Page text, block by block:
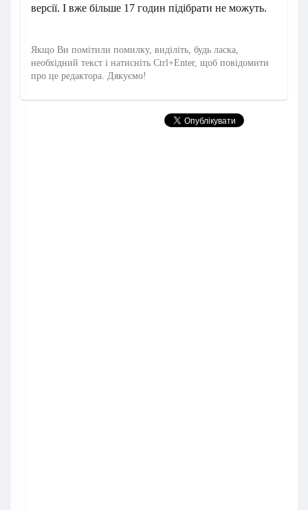
версії. І вже більше 17 годин підібрати не можуть.
Якщо Ви помітили помилку, виділіть, будь ласка,
необхідний текст і натисніть Ctrl+Enter, щоб повідомити
про це редактора. Дякуємо!